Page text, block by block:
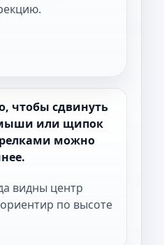
чтобы сдвинуть
мыши или щипок
можно
видны центр
по высоте